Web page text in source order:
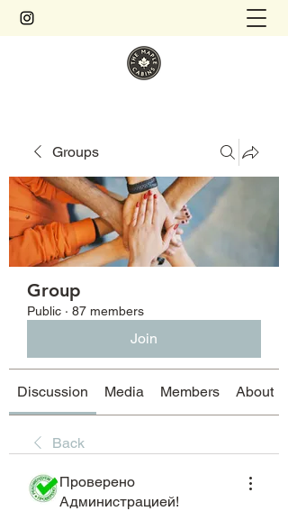
Groups
Group
Public · 87 members
Join
Discussion Media Members About
Back
Проверено
Администрацией!